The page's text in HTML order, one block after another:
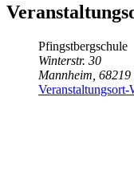
Pfingstbergschule
Winterstr. 30
Mannheim 68219
Veranstaltungsort-